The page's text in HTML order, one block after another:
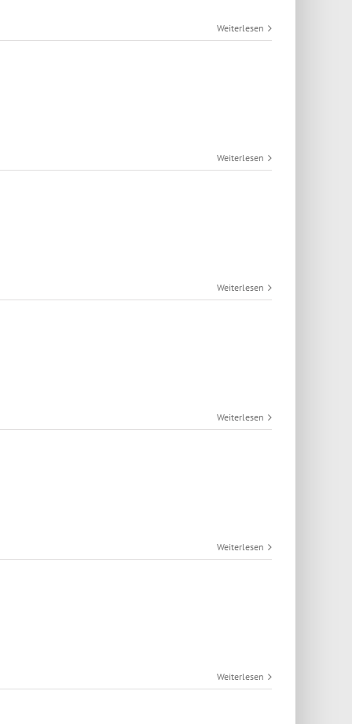
Weiterlesen
Weiterlesen
Weiterlesen
Weiterlesen
Weiterlesen
Weiterlesen